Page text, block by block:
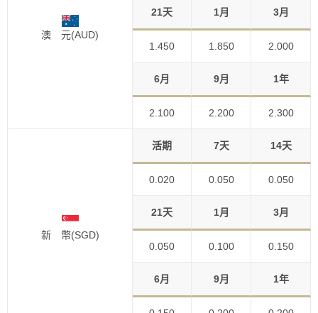
澳 元(AUD)
21天 1月 3月
1.450 1.850 2.000
6月 9月 1年
2.100 2.200 2.300
新 幣(SGD)
活期 7天 14天
0.020 0.050 0.050
21天 1月 3月
0.050 0.100 0.150
6月 9月 1年